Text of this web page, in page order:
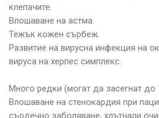
клепачите.
Влошаване на астма.
Тежък кожен сърбеж.
Развитие на вирусна инфекция на
вируса на херпес симплекс.
Много редки (могат да засегнат до
Влошаване на стенокардия при
сърдечно заболяване, хлътнали